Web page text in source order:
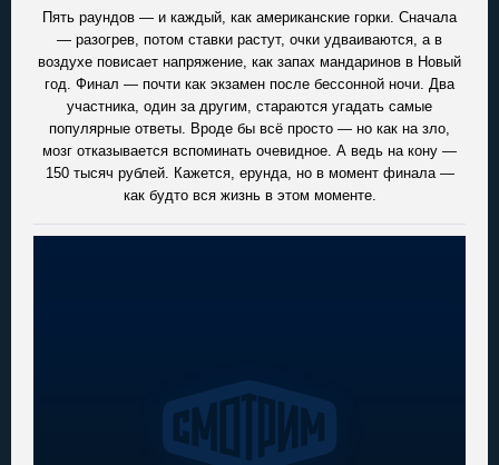
Пять раундов — и каждый, как американские горки. Сначала
— разогрев, потом ставки растут, очки удваиваются, а в
воздухе повисает напряжение, как запах мандаринов в Новый
год. Финал — почти как экзамен после бессонной ночи. Два
участника, один за другим, стараются угадать самые
популярные ответы. Вроде бы всё просто — но как на зло,
мозг отказывается вспоминать очевидное. А ведь на кону —
150 тысяч рублей. Кажется, ерунда, но в момент финала —
как будто вся жизнь в этом моменте.